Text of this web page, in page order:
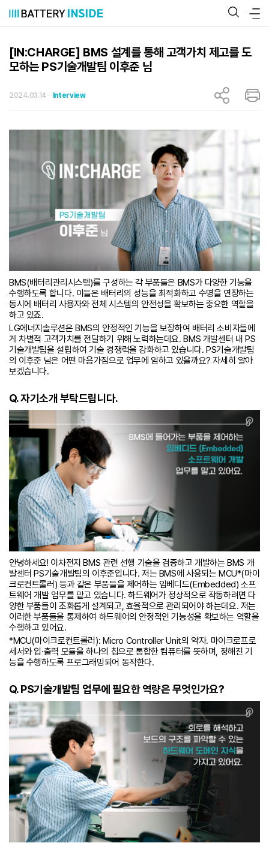
츠
[IN:CHARGE] BMS 설계를 통해 고객가치 제고를 도
모하는 PS기술개발팀 이후준 님
2024.03.14 Interview
BMS(배터리관리시스템)를 구성하는 각 부품들은 BMS가 다양한 기능을
수행하도록 합니다. 이들은 배터리의 성능을 최적화하고 수명을 연장하는
동시에 배터리 사용자와 전체 시스템의 안전성을 확보하는 중요한 역할을
하고 있죠.
LG에너지솔루션은 BMS의 안정적인 기능을 보장하여 배터리 소비자들에
게 차별적 고객가치를 전달하기 위해 노력하는데요. BMS 개발센터 내 PS
기술개발팀을 설립하여 기술 경쟁력을 강화하고 있습니다. PS기술개발팀
의 이후준 님은 어떤 마음가짐으로 업무에 임하고 있을까요? 자세히 알아
보겠습니다.
Q. 자기소개 부탁드립니다.
안녕하세요! 이차전지 BMS 관련 선행 기술을 검증하고 개발하는 BMS 개
발센터 PS기술개발팀의 이후준입니다. 저는 BMS에 사용되는 MCU*(마이
크로컨트롤러) 등과 같은 부품들을 제어하는 임베디드(Embedded) 소프
트웨어 개발 업무를 맡고 있습니다. 하드웨어가 정상적으로 작동하려면 다
양한 부품들이 조화롭게 설계되고, 효율적으로 관리되어야 하는데요. 저는
이러한 부품들을 통제하여 하드웨어의 안정적인 기능성을 확보하는 역할을
수행하고 있어요.
*MCU(마이크로컨트롤러): Micro Controller Unit의 약자. 마이크로프로
세서와 입·출력 모듈을 하나의 칩으로 통합한 컴퓨터를 뜻하며, 정해진 기
능을 수행하도록 프로그래밍되어 동작한다.
Q. PS기술개발팀 업무에 필요한 역량은 무엇인가요?